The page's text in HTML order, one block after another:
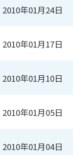
2010年01月24日
2010年01月17日
2010年01月10日
2010年01月05日
2010年01月04日